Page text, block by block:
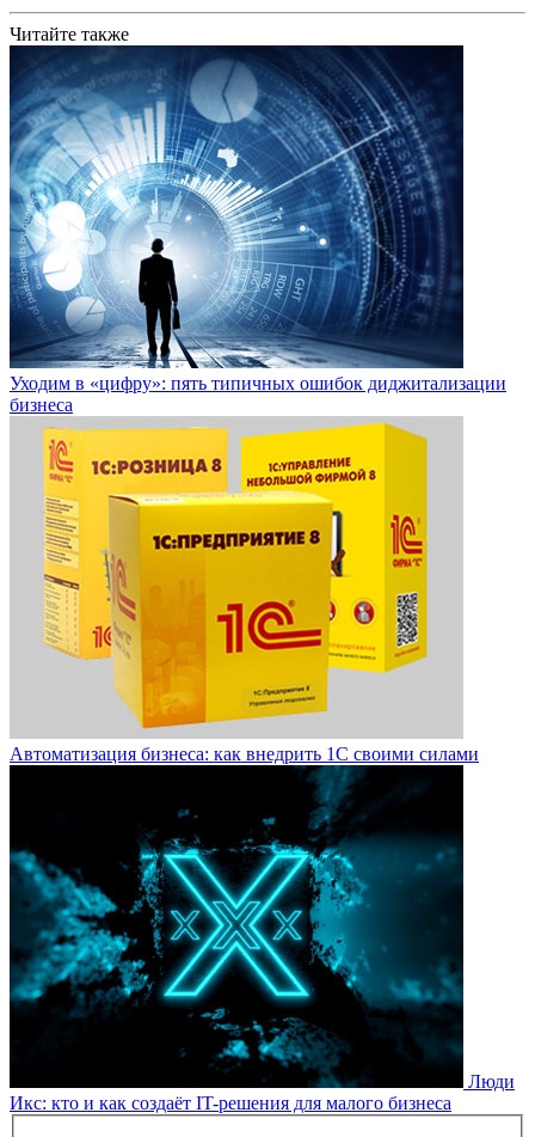
Читайте также
Уходим в «цифру»: пять типичных ошибок диджитализации
бизнеса
Автоматизация бизнеса: как внедрить 1С своими силами
Люди
Икс: кто и как создаёт IT-решения для малого бизнеса